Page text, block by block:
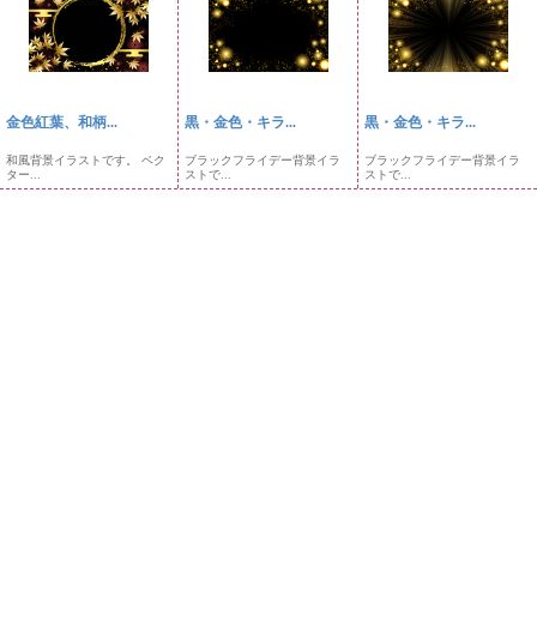
金色紅葉、和柄...
和風背景イラストです。 ベク
ター...
黒・金色・キラ...
ブラックフライデー背景イラ
ストで...
黒・金色・キラ...
ブラックフライデー背景イラ
ストで...